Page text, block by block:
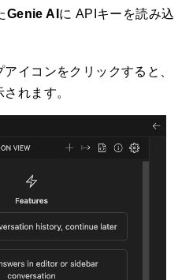
Genie AI に APIキーを読み込
イコンをクリックすると、
れます。